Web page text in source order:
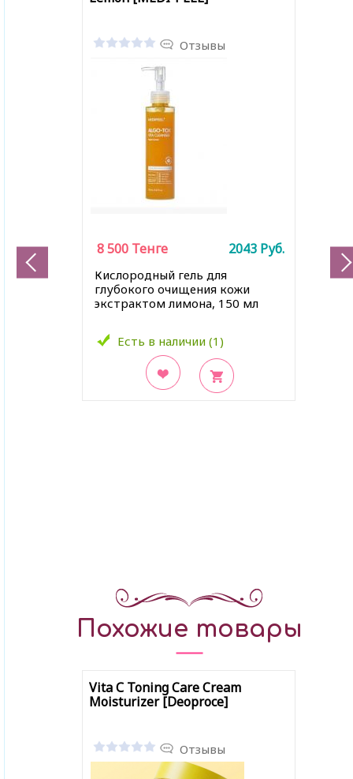
Отзывы
Кислородный гель для
глубокого очищения кожи
экстрактом лимона, 150 мл
Есть в наличии (1)
8 500 Тенге 2043 Руб.
Похожие товары
Vita С Toning Care Cream
Moisturizer [Deoproce]
Отзывы